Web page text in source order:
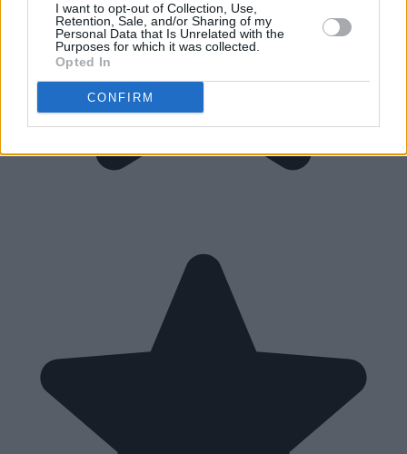
I want to opt-out of Collection, Use,
Retention, Sale, and/or Sharing of my
Personal Data that Is Unrelated with the
Purposes for which it was collected.
Opted In
CONFIRM